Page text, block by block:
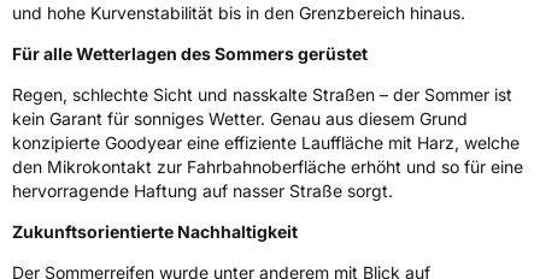
HerstellerkontaktGoodyear S.A. Innovation Center Avenue
www.goodyear.eu
und hohe Kurvenstabilität bis in den Grenzbereich hinaus.
Für alle Wetterlagen des Sommers gerüstet
Regen, schlechte Sicht und nasskalte Straßen – der Sommer ist
kein Garant für sonniges Wetter. Genau aus diesem Grund
konzipierte Goodyear eine effiziente Lauffläche mit Harz, welche
den Mikrokontakt zur Fahrbahnoberfläche erhöht und so für eine
hervorragende Haftung auf nasser Straße sorgt.
Zukunftsorientierte Nachhaltigkeit
Der Sommerreifen wurde unter anderem mit Blick auf